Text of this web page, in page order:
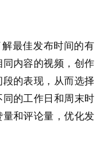
解最佳发布时间的有
内容的视频，创作
的表现，从而选择
的工作日和周末时
和评论量，优化发